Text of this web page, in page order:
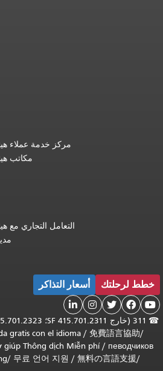
مركز خدمة عملاء
مكاتب
التعامل التجاري مع
خطط لرحلتك أسعار التذاكر





☎
/
免費語言協助
/
gratis con el idioma
певодчиков
/
giúp Thông dịch Miễn phí
/
無料の言語支援
/
무료 언어 지원
/